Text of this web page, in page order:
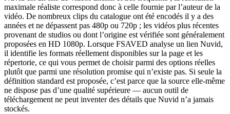
maximale réaliste correspond donc à celle fournie par l’auteur de la
vidéo. De nombreux clips du catalogue ont été encodés il y a des
années et ne dépassent pas 480p ou 720p ; les vidéos plus récentes
provenant de studios ou dont l’origine est vérifiée sont généralement
proposées en HD 1080p. Lorsque FSAVED analyse un lien Nuvid,
il identifie les formats réellement disponibles sur la page et les
répertorie, ce qui vous permet de choisir parmi des options réelles
plutôt que parmi une résolution promise qui n’existe pas. Si seule la
définition standard est proposée, c’est parce que la source elle-même
ne dispose pas d’une qualité supérieure — aucun outil de
téléchargement ne peut inventer des détails que Nuvid n’a jamais
stockés.